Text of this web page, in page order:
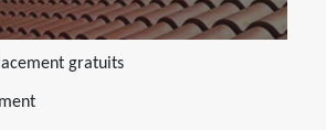
gratuits